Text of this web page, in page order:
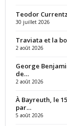
Teodor
30 juillet 2026
Traviata et la
2 août 2026
George
de…
2 août 2026
À Bayreuth, le
par…
5 août 2026